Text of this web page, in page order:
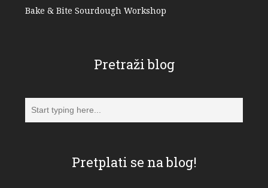
Bake & Bite Sourdough Workshop
Pretraži blog
Pretplati se na blog!